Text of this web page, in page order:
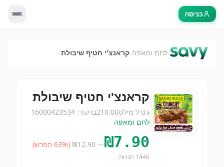
כניסה
›לחם ומאפה›קראנצ'י חטיף שיבולת
קראנצ'י חטיף שיבולת
ג'נרל מילס210.00ברקוד: 16000423534
לחם ומאפה
₪7.90
— ₪
12.90
(
63% הפרש)
1446 חנויות